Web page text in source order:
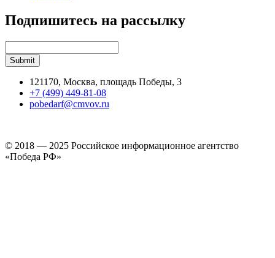
Подпишитесь на рассылку
121170, Москва, площадь Победы, 3
+7 (499) 449-81-08
pobedarf@cmvov.ru
© 2018 — 2025 Российское информационное агентство
«Победа РФ»